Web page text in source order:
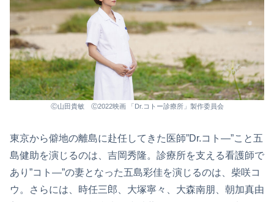
Ⓒ山田貴敏 Ⓒ2022映画 「Dr.コトー診療所」製作委員会
東京から僻地の離島に赴任してきた医師”Dr.コト―”こと五
島健助を演じるのは、吉岡秀隆。診療所を支える看護師で
あり”コト―”の妻となった五島彩佳を演じるのは、柴咲コ
ウ。さらには、時任三郎、大塚寧々、大森南朋、朝加真由